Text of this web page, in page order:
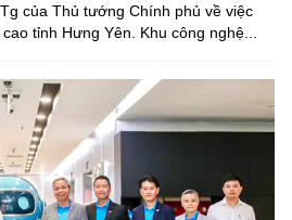
của Thủ tướng Chính phủ về việc
tỉnh Hưng Yên. Khu công nghệ...